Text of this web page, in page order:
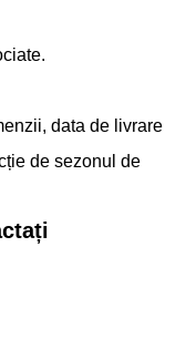
data de livrare
de sezonul de